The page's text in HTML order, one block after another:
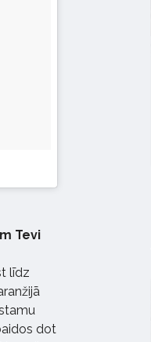
Tevi
līdz
dot